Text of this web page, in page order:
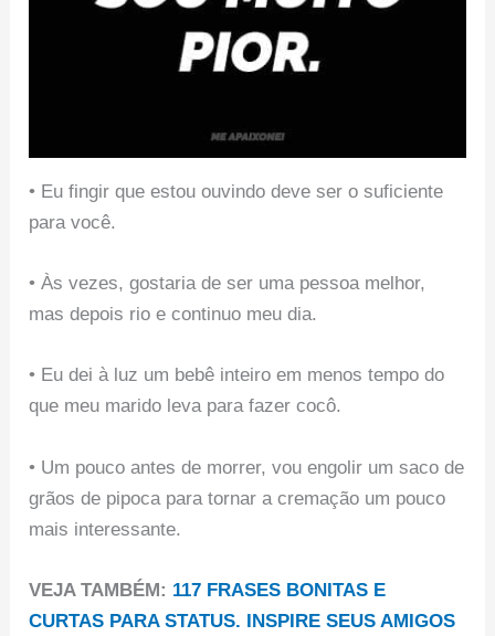
• Eu fingir que estou ouvindo deve ser o suficiente
para você.
• Às vezes, gostaria de ser uma pessoa melhor,
mas depois rio e continuo meu dia.
• Eu dei à luz um bebê inteiro em menos tempo do
que meu marido leva para fazer cocô.
• Um pouco antes de morrer, vou engolir um saco de
grãos de pipoca para tornar a cremação um pouco
mais interessante.
VEJA TAMBÉM: 117 FRASES BONITAS E
CURTAS PARA STATUS. INSPIRE SEUS AMIGOS